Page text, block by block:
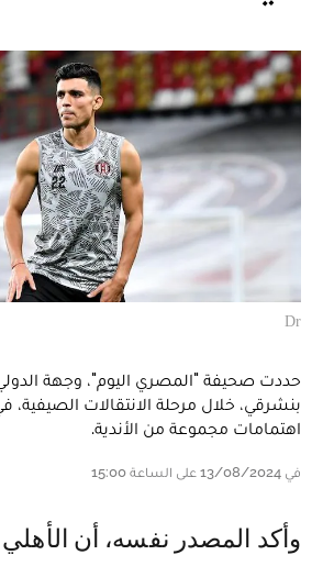
Dr
حددت صحيفة "المصري اليوم"، وجهة
بنشرقي، خلال مرحلة الانتقالات
اهتمامات مجموعة من الأندية.
في 13/08/2024 على الساعة 15:00
وأكد المصدر نفسه، أن الأهلي لم يدخل في